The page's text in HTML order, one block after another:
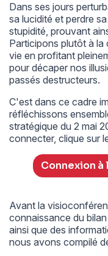
Dans ses jours
sa lucidité et perdre
stupidité, prouvant
Participons plutôt à
vie en profitant
pour décaper nos
passés destructeurs.
C'est dans ce cadre
réfléchissons
stratégique du 2 mai
connecter, clique sur
Connexion à
Avant la
connaissance du
ainsi que des
nous avons compilé